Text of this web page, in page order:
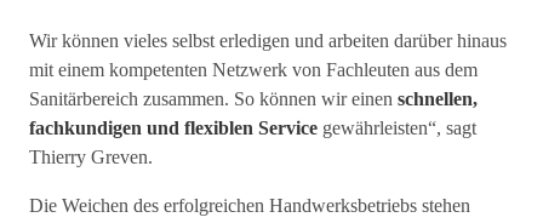
Wir können vieles selbst erledigen und arbeiten darüber hinaus
mit einem kompetenten Netzwerk von Fachleuten aus dem
Sanitärbereich zusammen. So können wir einen schnellen,
fachkundigen und flexiblen Service gewährleisten“, sagt
Thierry Greven.
Die Weichen des erfolgreichen Handwerksbetriebs stehen